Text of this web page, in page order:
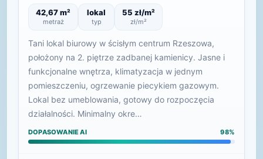
42,67 m²
metraż
lokal
typ
55 zł/m²
zł/m²
Tani lokal biurowy w ścisłym centrum Rzeszowa,
położony na 2. piętrze zadbanej kamienicy. Jasne i
funkcjonalne wnętrza, klimatyzacja w jednym
pomieszczeniu, ogrzewanie piecykiem gazowym.
Lokal bez umeblowania, gotowy do rozpoczęcia
działalności. Minimalny okre…
DOPASOWANIE AI 98%